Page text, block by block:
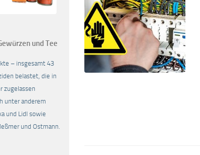
und Tee
– insgesamt 43
belastet, die in
zugelassen
unter anderem
und Lidl sowie
und Ostmann.